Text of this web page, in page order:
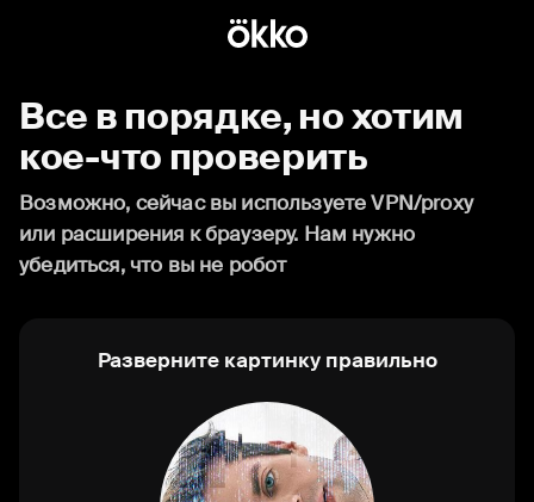
Все в порядке, но хотим
кое-что проверить
Возможно, сейчас вы используете VPN/proxy
или расширения к браузеру. Нам нужно
убедиться, что вы не робот
Разверните картинку правильно